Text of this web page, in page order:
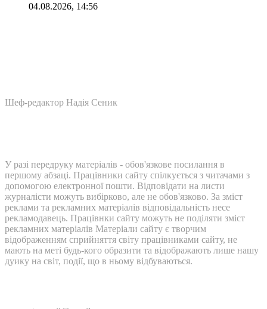
04.08.2026, 14:56
Шеф-редактор Надія Сеник
У разі передруку матеріалів - обов'язкове посилання в
першому абзаці. Працівники сайту спілкується з читачами з
допомогою електронної пошти. Відповідати на листи
журналісти можуть вибірково, але не обов'язково. За зміст
реклами та рекламних матеріалів відповідальність несе
рекламодавець. Працівнки сайту можуть не поділяти зміст
рекламних матеріалів Матеріали сайту є творчим
відображенням сприйняття світу працівниками сайту, не
мають на меті будь-кого образити та відображають лише нашу
дуику на світ, події, що в ньому відбуваються.